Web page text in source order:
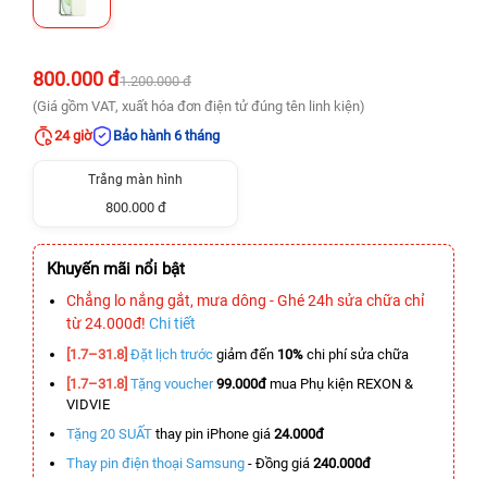
800.000 đ1.200.000 đ
(Giá gồm VAT, xuất hóa đơn điện tử đúng tên linh kiện)
24 giờ
Bảo hành 6 tháng
Trắng màn hình
800.000 đ
Khuyến mãi nổi bật
Chẳng lo nắng gắt, mưa dông - Ghé 24h sửa chữa chỉ
từ 24.000đ! Chi tiết
[1.7–31.8] Đặt lịch trước giảm đến 10% chi phí sửa chữa
[1.7–31.8] Tặng voucher 99.000đmua Phụ kiện REXON &
VIDVIE
Tặng 20 SUẤT thay pin iPhone giá 24.000đ
Thay pin điện thoại Samsung - Đồng giá 240.000đ